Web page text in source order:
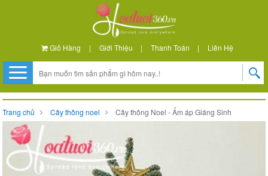
Giỏ Hàng | Giới Thiệu | Thanh Toán | Liên Hệ
Trang chủ Cây thông noel Cây thông Noel - Ấm áp Giáng Sinh